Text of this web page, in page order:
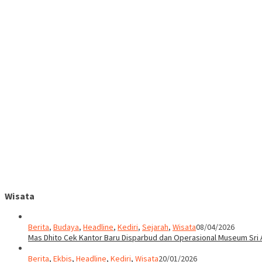
Wisata
Berita, Budaya, Headline, Kediri, Sejarah, Wisata08/04/2026
Mas Dhito Cek Kantor Baru Disparbud dan Operasional Museum Sri
Berita, Ekbis, Headline, Kediri, Wisata20/01/2026